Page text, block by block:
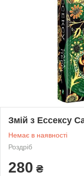
Змій з Ессексу
Немає в наявності
Роздріб
280 ₴